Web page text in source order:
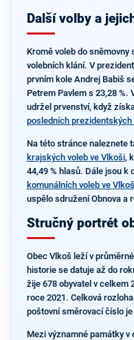
Další volby a
Kromě voleb do
volebních klání. V
prvním kole Andrej Babiš
Petrem Pavlem s 23,28 %.
udržel prvenství, když
posledních prezidentských
Na této stránce naleznete
krajských voleb ve Vlkoši,
44,49 % hlasů. Dále jsou k
komunálních voleb ve
uspělo sdružení Obnova a
Stručný portrét
Obec Vlkoš leží v
historie se datuje až do
žije 678 obyvatel v celkem
roce 2021. Celková
poštovní směrovací číslo je
Mezi významné památky